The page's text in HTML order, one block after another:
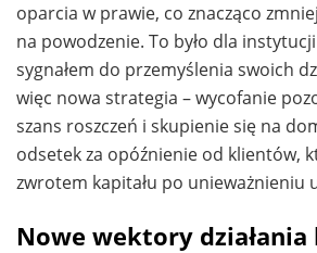
oparcia w prawie, co znacząco
na powodzenie. To było dla
sygnałem do przemyślenia swoich
więc nowa strategia – wycofanie
szans roszczeń i skupienie się na
odsetek za opóźnienie od klientów,
zwrotem kapitału po unieważnieniu
Nowe wektory